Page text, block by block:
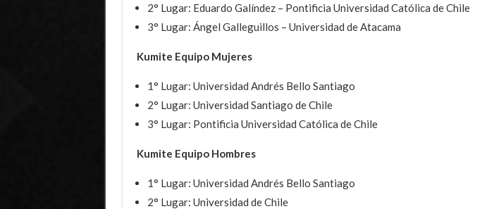
2° Lugar: Eduardo Galíndez – Pontificia Universidad Católica de Chile
3° Lugar: Ángel Galleguillos – Universidad de Atacama
Kumite Equipo Mujeres
1° Lugar: Universidad Andrés Bello Santiago
2° Lugar: Universidad Santiago de Chile
3° Lugar: Pontificia Universidad Católica de Chile
Kumite Equipo Hombres
1° Lugar: Universidad Andrés Bello Santiago
2° Lugar: Universidad de Chile